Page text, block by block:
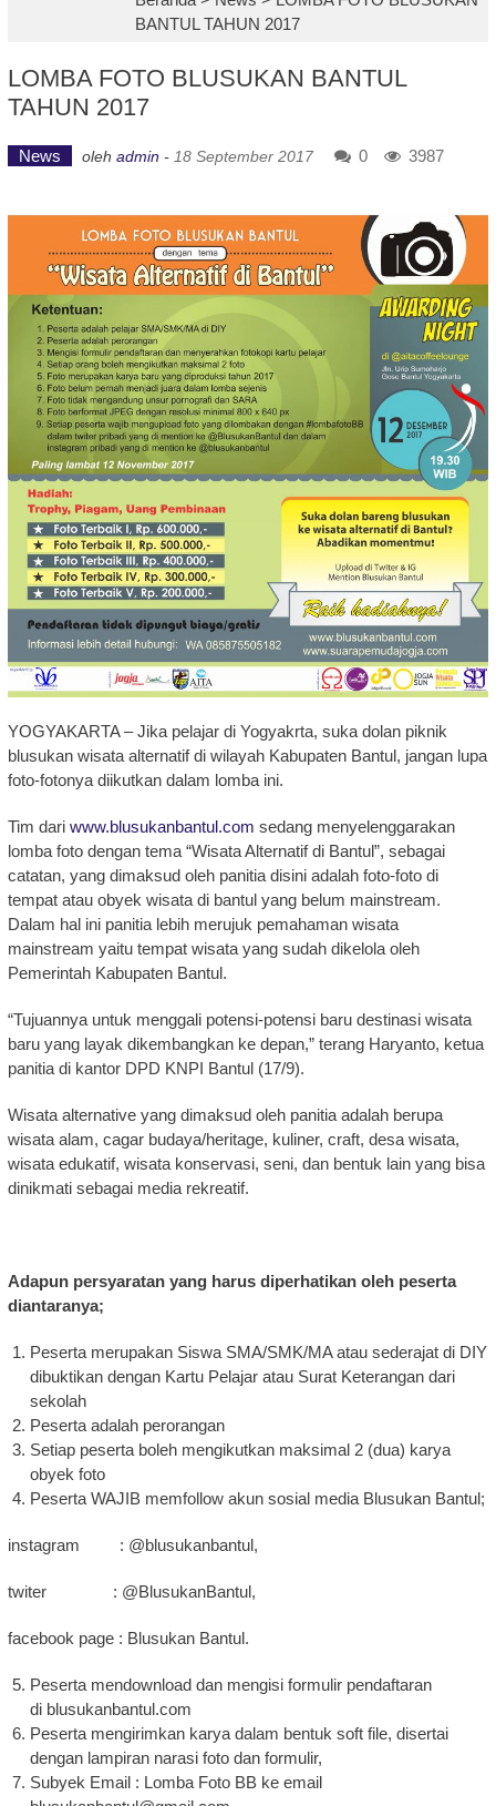
BANTUL TAHUN 2017
LOMBA FOTO BLUSUKAN BANTUL
TAHUN 2017
News oleh admin - 18 September 2017 0 3987
YOGYAKARTA – Jika pelajar di Yogyakrta, suka dolan piknik
blusukan wisata alternatif di wilayah Kabupaten Bantul, jangan lupa
foto-fotonya diikutkan dalam lomba ini.
Tim dari www.blusukanbantul.com sedang menyelenggarakan
lomba foto dengan tema “Wisata Alternatif di Bantul”, sebagai
catatan, yang dimaksud oleh panitia disini adalah foto-foto di
tempat atau obyek wisata di bantul yang belum mainstream.
Dalam hal ini panitia lebih merujuk pemahaman wisata
mainstream yaitu tempat wisata yang sudah dikelola oleh
Pemerintah Kabupaten Bantul.
“Tujuannya untuk menggali potensi-potensi baru destinasi wisata
baru yang layak dikembangkan ke depan,” terang Haryanto, ketua
panitia di kantor DPD KNPI Bantul (17/9).
Wisata alternative yang dimaksud oleh panitia adalah berupa
wisata alam, cagar budaya/heritage, kuliner, craft, desa wisata,
wisata edukatif, wisata konservasi, seni, dan bentuk lain yang bisa
dinikmati sebagai media rekreatif.
Adapun persyaratan yang harus diperhatikan oleh peserta
diantaranya;
Peserta merupakan Siswa SMA/SMK/MA atau sederajat di DIY
dibuktikan dengan Kartu Pelajar atau Surat Keterangan dari
sekolah
Peserta adalah perorangan
Setiap peserta boleh mengikutkan maksimal 2 (dua) karya
obyek foto
Peserta WAJIB memfollow akun sosial media Blusukan Bantul;
instagram : @blusukanbantul,
twiter : @BlusukanBantul,
facebook page : Blusukan Bantul.
Peserta mendownload dan mengisi formulir pendaftaran
di blusukanbantul.com
Peserta mengirimkan karya dalam bentuk soft file, disertai
dengan lampiran narasi foto dan formulir,
Subyek Email : Lomba Foto BB ke email